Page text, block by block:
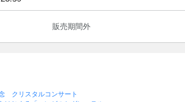
販売期間外
クリスタルコンサート